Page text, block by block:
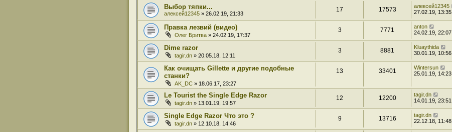
Выбор тяпки...
алексей12345 » 26.02.19, 21:33
17 17573
алексей12345
27.02.19, 13:35
Правка лезвий (видео)
Олег Бритва » 24.02.19, 17:37
3 7771
anton
24.02.19, 22:07
Dime razor
tagir.dn » 20.05.18, 12:11
3 8881
Kluaythida
30.01.19, 10:56
Как очищать Gillette и другие подобные
станки?
AK_DC » 18.06.17, 23:27
13 33401
Wintersun
25.01.19, 14:23
Le Tourist the Single Edge Razor
tagir.dn » 13.01.19, 19:57
12 12200
tagir.dn
14.01.19, 23:51
Single Edge Razor Что это ?
tagir.dn » 12.10.18, 14:46
9 13716
tagir.dn
22.12.18, 11:48